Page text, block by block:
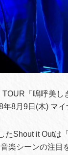
「嗚呼美し
年8月9日(木) マ
たShout it Outは
楽シーンの注目